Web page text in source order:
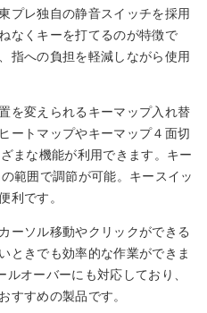
プレ独自の静音スイッチを採用
なくキーを打てるのが特徴で
指への負担を軽減しながら使用
を変えられるキーマップ入れ替
ートマップやキーマップ４面切
まな機能が利用できます。キー
範囲で調節が可能。キースイッ
利です。
ーソル移動やクリックができる
ときでも効率的な作業ができま
オーバーにも対応しており、
すすめの製品です。